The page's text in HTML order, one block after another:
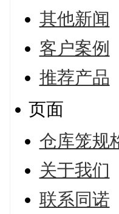
其他新闻
客户案例
推荐产品
页面
仓库笼规
关于我们
联系同诺